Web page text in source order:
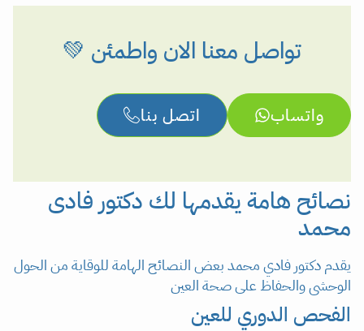
تواصل معنا الان واطمئن 💚
واتساب اتصل بنا
نصائح هامة يقدمها لك دكتور فادى
محمد
يقدم دكتور فادي محمد بعض النصائح الهامة للوقاية من الحول
الوحشى والحفاظ على صحة العين
الفحص الدوري للعين